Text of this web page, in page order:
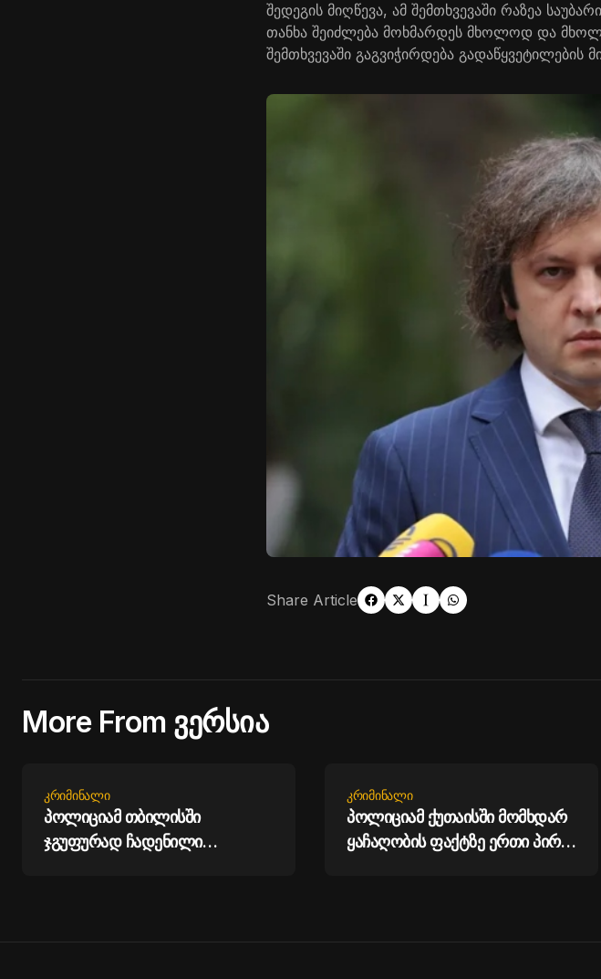
შედეგის მიღწევა, ამ შემთხვევაში რაზეა
თანხა შეიძლება მოხმარდეს მხოლოდ და
შემთხვევაში გაგვიჭირდება გადაწყვეტილების
Share Article
More From ვერსია
ᲙᲠᲘᲛᲘᲜᲐᲚᲘ
პოლიციამ თბილისში
ჯგუფურად ჩადენილი
ᲙᲠᲘᲛᲘᲜᲐᲚᲘ
პოლიციამ ქუთაისში მომხდარ
ყაჩაღობის ფაქტზე ერთი პირი